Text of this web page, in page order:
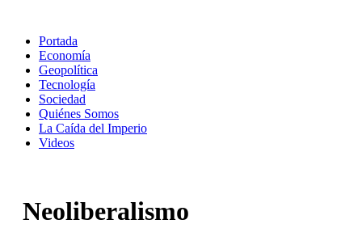
Portada
Economía
Geopolítica
Tecnología
Sociedad
Quiénes Somos
La Caída del Imperio
Videos
Neoliberalismo